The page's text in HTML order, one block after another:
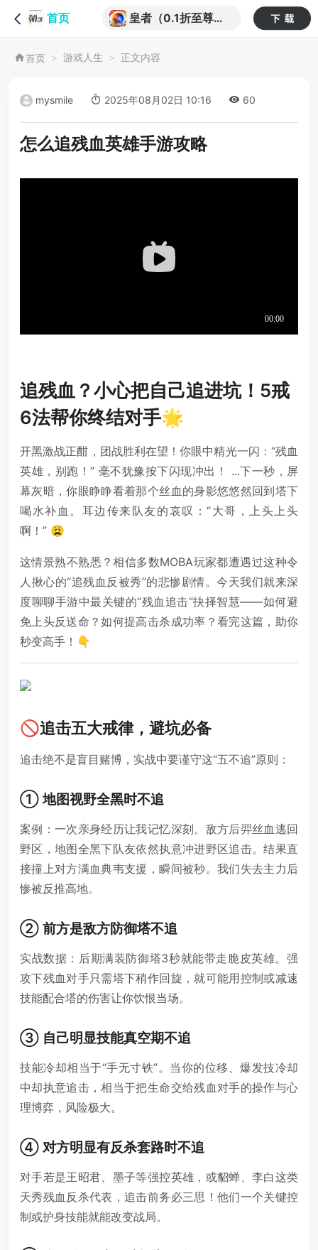
首页
皇者（0.1折至尊传
首页 游戏人生 正文内容
mysmile 2025年08月02日 10:16 60
怎么追残血英雄手游攻略
追残血？小心把自己追进坑！5戒
6法帮你终结对手🌟
开黑激战正酣，团战胜利在望！你眼中精光一闪：“残血
英雄，别跑！” 毫不犹豫按下闪现冲出！ ...下一秒，屏
幕灰暗，你眼睁睁看着那个丝血的身影悠悠然回到塔下
喝水补血。耳边传来队友的哀叹：“大哥，上头上头
啊！” 😩
这情景熟不熟悉？相信多数MOBA玩家都遭遇过这种令
人揪心的“追残血反被秀”的悲惨剧情。今天我们就来深
度聊聊手游中最关键的“残血追击”抉择智慧——如何避
免上头反送命？如何提高击杀成功率？看完这篇，助你
秒变高手！👇
🚫追击五大戒律，避坑必备
追击绝不是盲目赌博，实战中要谨守这“五不追”原则：
① 地图视野全黑时不追
案例：一次亲身经历让我记忆深刻。敌方后羿丝血逃回
野区，地图全黑下队友依然执意冲进野区追击。结果直
接撞上对方满血典韦支援，瞬间被秒。我们失去主力后
惨被反推高地。
② 前方是敌方防御塔不追
实战数据：后期满装防御塔3秒就能带走脆皮英雄。强
攻下残血对手只需塔下稍作回旋，就可能用控制或减速
技能配合塔的伤害让你饮恨当场。
③ 自己明显技能真空期不追
技能冷却相当于“手无寸铁”。当你的位移、爆发技冷却
中却执意追击，相当于把生命交给残血对手的操作与心
理博弈，风险极大。
④ 对方明显有反杀套路时不追
对手若是王昭君、墨子等强控英雄，或貂蝉、李白这类
天秀残血反杀代表，追击前务必三思！他们一个关键控
制或护身技能就能改变战局。